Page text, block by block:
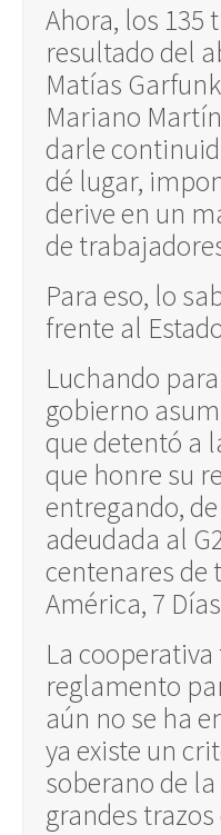
Ahora, los 135
resultado del
Matías
Mariano
darle
dé lugar,
derive en un
de
Para eso, lo
frente al
Luchando
gobierno
que detentó a
que honre su
entregando,
adeudada al
centenares de
América, 7
La
reglamento
aún no se ha
ya existe un
soberano de
grandes